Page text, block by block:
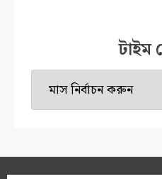
টাইম
টাইম
মেশিন